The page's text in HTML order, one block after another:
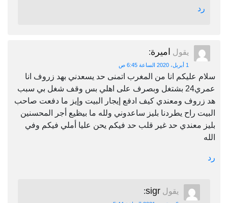
رد
يقول اميرة:
1 أبريل، 2020 الساعة 6:45 ص
سلام عليكم انا من المغرب اتمنى حد يسعدني بهد زروف انا
عمري24 بشتغل وبصرف على اهلي بس وقف شغل بي سبب
هد زروف ومعندي كيف ادفع إيجار البيت وإيز ما دفعت صاحب
البيت راح يطردنا بليز ساعدوني ولله ما بيظيع أجر المحسنين
بليز معندي حد غير قلب حد فيكم يحن عليا أملي فيكم وفي
الله
رد
يقول sigr
: